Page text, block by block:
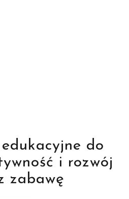
do
i rozwój
zabawę